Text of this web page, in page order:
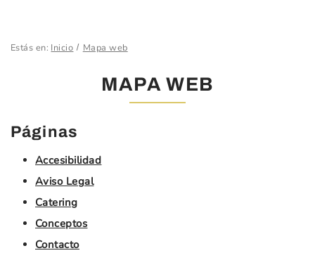
Estás en: Inicio Mapa web
MAPA WEB
Páginas
Accesibilidad
Aviso Legal
Catering
Conceptos
Contacto